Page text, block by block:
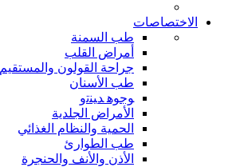
الاختصاصات
طب السمنة
أمراض القلب
جراحة القولون والمستقيم
طب الأسنان
ﻮﺟﻮﻫ ﺪﻴﻨﺗﻭ
الأمراض الجلدية
الحمية والنظام الغذائي
طب الطوارئ
الأذن والأنف والحنجرة